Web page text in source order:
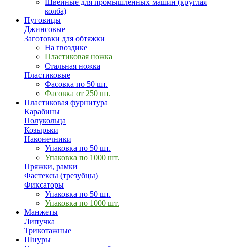
Швейные для промышленных машин (круглая
колба)
Пуговицы
Джинсовые
Заготовки для обтяжки
На гвоздике
Пластиковая ножка
Стальная ножка
Пластиковые
Фасовка по 50 шт.
Фасовка от 250 шт.
Пластиковая фурнитура
Карабины
Полукольца
Козырьки
Наконечники
Упаковка по 50 шт.
Упаковка по 1000 шт.
Пряжки, рамки
Фастексы (трезубцы)
Фиксаторы
Упаковка по 50 шт.
Упаковка по 1000 шт.
Манжеты
Липучка
Трикотажные
Шнуры